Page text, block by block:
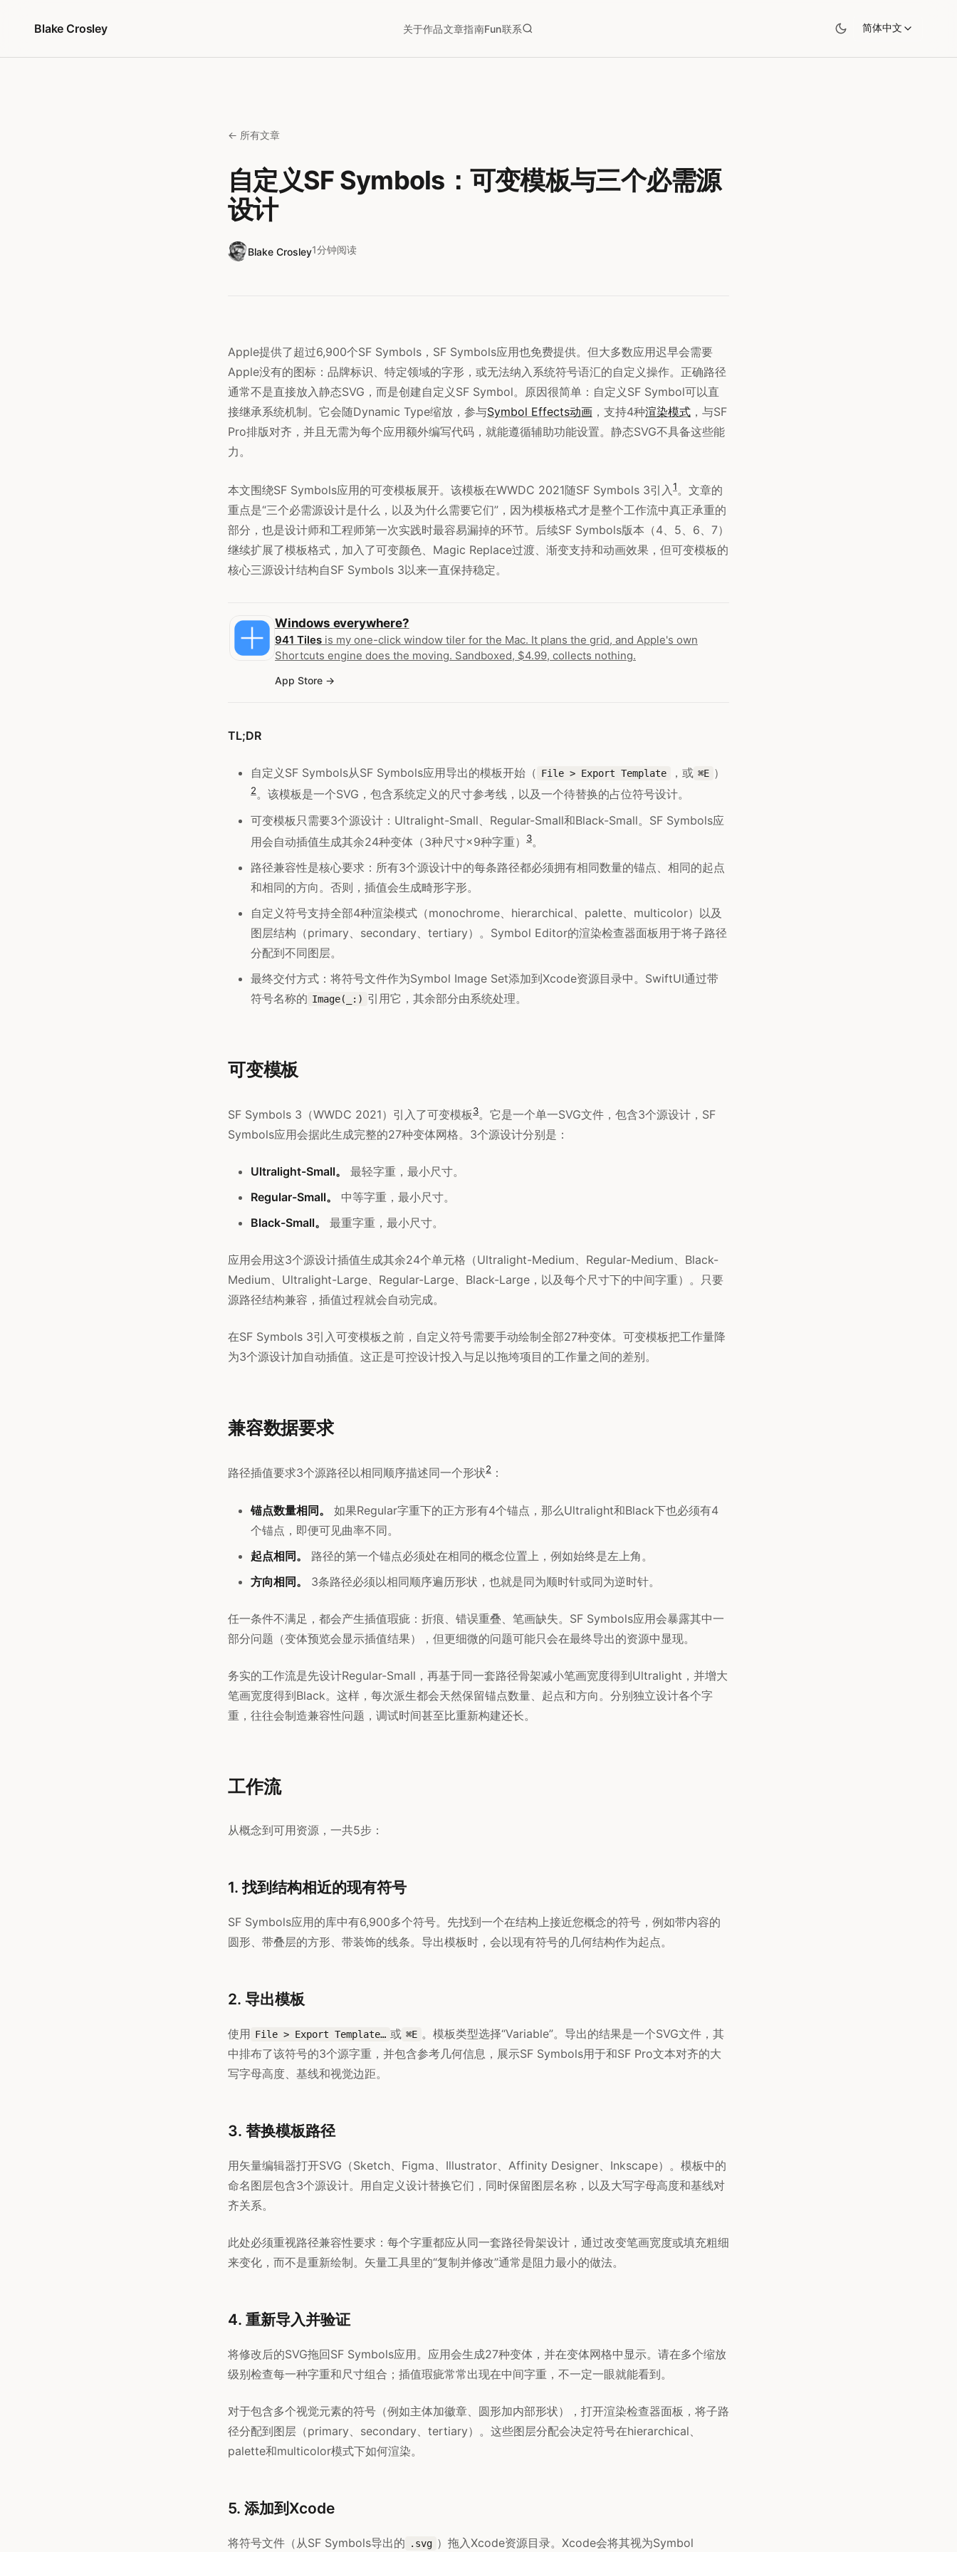
Blake Crosley
关于作品文章指南Fun联系 简体中文
← 所有文章
自定义SF Symbols：可变模板与三个必需源
设计
Blake Crosley1分钟阅读
Apple提供了超过6,900个SF Symbols，SF Symbols应用也免费提供。但大多数应用迟早会需要
Apple没有的图标：品牌标识、特定领域的字形，或无法纳入系统符号语汇的自定义操作。正确路径
通常不是直接放入静态SVG，而是创建自定义SF Symbol。原因很简单：自定义SF Symbol可以直
接继承系统机制。它会随Dynamic Type缩放，参与Symbol Effects动画 ，支持4种渲染模式 ，与SF
Pro排版对齐，并且无需为每个应用额外编写代码，就能遵循辅助功能设置。静态SVG不具备这些能
力。
本文围绕SF Symbols应用的可变模板展开。该模板在WWDC 2021随SF Symbols 3引入1。文章的
重点是“三个必需源设计是什么，以及为什么需要它们”，因为模板格式才是整个工作流中真正承重的
部分，也是设计师和工程师第一次实践时最容易漏掉的环节。后续SF Symbols版本（4、5、6、7）
继续扩展了模板格式，加入了可变颜色、Magic Replace过渡、渐变支持和动画效果，但可变模板的
核心三源设计结构自SF Symbols 3以来一直保持稳定。
Windows everywhere?
941 Tiles is my one-click window tiler for the Mac. It plans the grid, and Apple's own
Shortcuts engine does the moving. Sandboxed, $4.99, collects nothing.
App Store
TL;DR
自定义SF Symbols从SF Symbols应用导出的模板开始（ File > Export Template ，或 ⌘E ）
2。该模板是一个SVG，包含系统定义的尺寸参考线，以及一个待替换的占位符号设计。
可变模板只需要3个源设计：Ultralight-Small、Regular-Small和Black-Small。SF Symbols应
用会自动插值生成其余24种变体（3种尺寸×9种字重）
3。
路径兼容性是核心要求：所有3个源设计中的每条路径都必须拥有相同数量的锚点、相同的起点
和相同的方向。否则，插值会生成畸形字形。
自定义符号支持全部4种渲染模式（monochrome、hierarchical、palette、multicolor）以及
图层结构（primary、secondary、tertiary）。Symbol Editor的渲染检查器面板用于将子路径
分配到不同图层。
最终交付方式：将符号文件作为Symbol Image Set添加到Xcode资源目录中。SwiftUI通过带
符号名称的 Image(_:) 引用它，其余部分由系统处理。
可变模板
SF Symbols 3（WWDC 2021）引入了可变模板3。它是一个单一SVG文件，包含3个源设计，SF
Symbols应用会据此生成完整的27种变体网格。3个源设计分别是：
Ultralight-Small。
最轻字重，最小尺寸。
Regular-Small。
中等字重，最小尺寸。
Black-Small。
最重字重，最小尺寸。
应用会用这3个源设计插值生成其余24个单元格（Ultralight-Medium、Regular-Medium、Black-
Medium、Ultralight-Large、Regular-Large、Black-Large，以及每个尺寸下的中间字重）。只要
源路径结构兼容，插值过程就会自动完成。
在SF Symbols 3引入可变模板之前，自定义符号需要手动绘制全部27种变体。可变模板把工作量降
为3个源设计加自动插值。这正是可控设计投入与足以拖垮项目的工作量之间的差别。
兼容数据要求
路径插值要求3个源路径以相同顺序描述同一个形状2 ：
锚点数量相同。
如果Regular字重下的正方形有4个锚点，那么Ultralight和Black下也必须有4
个锚点，即便可见曲率不同。
起点相同。
路径的第一个锚点必须处在相同的概念位置上，例如始终是左上角。
方向相同。
3条路径必须以相同顺序遍历形状，也就是同为顺时针或同为逆时针。
任一条件不满足，都会产生插值瑕疵：折痕、错误重叠、笔画缺失。SF Symbols应用会暴露其中一
部分问题（变体预览会显示插值结果），但更细微的问题可能只会在最终导出的资源中显现。
务实的工作流是先设计Regular-Small，再基于同一套路径骨架减小笔画宽度得到Ultralight，并增大
笔画宽度得到Black。这样，每次派生都会天然保留锚点数量、起点和方向。分别独立设计各个字
重，往往会制造兼容性问题，调试时间甚至比重新构建还长。
工作流
从概念到可用资源，一共5步：
1. 找到结构相近的现有符号
SF Symbols应用的库中有6,900多个符号。先找到一个在结构上接近您概念的符号，例如带内容的
圆形、带叠层的方形、带装饰的线条。导出模板时，会以现有符号的几何结构作为起点。
2. 导出模板
使用 File > Export Template… 或 ⌘E 。模板类型选择“Variable”。导出的结果是一个SVG文件，其
中排布了该符号的3个源字重，并包含参考几何信息，展示SF Symbols用于和SF Pro文本对齐的大
写字母高度、基线和视觉边距。
3. 替换模板路径
用矢量编辑器打开SVG（Sketch、Figma、Illustrator、Affinity Designer、Inkscape）。模板中的
命名图层包含3个源设计。用自定义设计替换它们，同时保留图层名称，以及大写字母高度和基线对
齐关系。
此处必须重视路径兼容性要求：每个字重都应从同一套路径骨架设计，通过改变笔画宽度或填充粗细
来变化，而不是重新绘制。矢量工具里的“复制并修改”通常是阻力最小的做法。
4. 重新导入并验证
将修改后的SVG拖回SF Symbols应用。应用会生成27种变体，并在变体网格中显示。请在多个缩放
级别检查每一种字重和尺寸组合；插值瑕疵常常出现在中间字重，不一定一眼就能看到。
对于包含多个视觉元素的符号（例如主体加徽章、圆形加内部形状），打开渲染检查器面板，将子路
径分配到图层（primary、secondary、tertiary）。这些图层分配会决定符号在hierarchical、
palette和multicolor模式下如何渲染。
5. 添加到Xcode
将符号文件（从SF Symbols导出的 .svg ）拖入Xcode资源目录。Xcode会将其视为Symbol